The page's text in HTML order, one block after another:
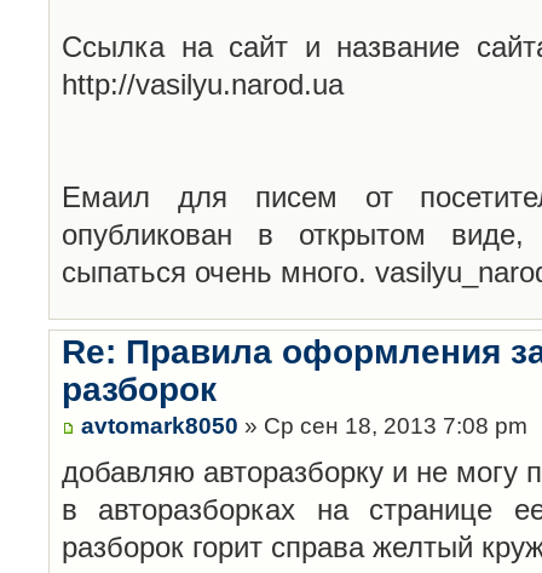
Ссылка на сайт и название
http://vasilyu.narod.ua
Емаил для писем от
опубликован в открытом
сыпаться очень много.
Re: Правила оформления
разборок
avtomark8050 » Ср сен 18, 2013 7:08 pm
добавляю авторазборку и не могу
в авторазборках на странице
разборок горит справа желтый